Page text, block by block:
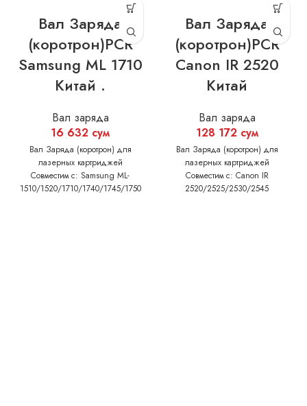
Вал Заряда
(коротрон)PCR
Samsung ML 1710
Китай .
Вал заряда
16 632 сум
Вал Заряда (коротрон) для
лазерных картриджей
Совместим с: Samsung ML-
1510/1520/1710/1740/1745/1750
Вал Заряда
(коротрон)PCR
Canon IR 2520
Китай
Вал заряда
128 172 сум
Вал Заряда (коротрон) для
лазерных картриджей
Совместим с: Canon IR
2520/2525/2530/2545